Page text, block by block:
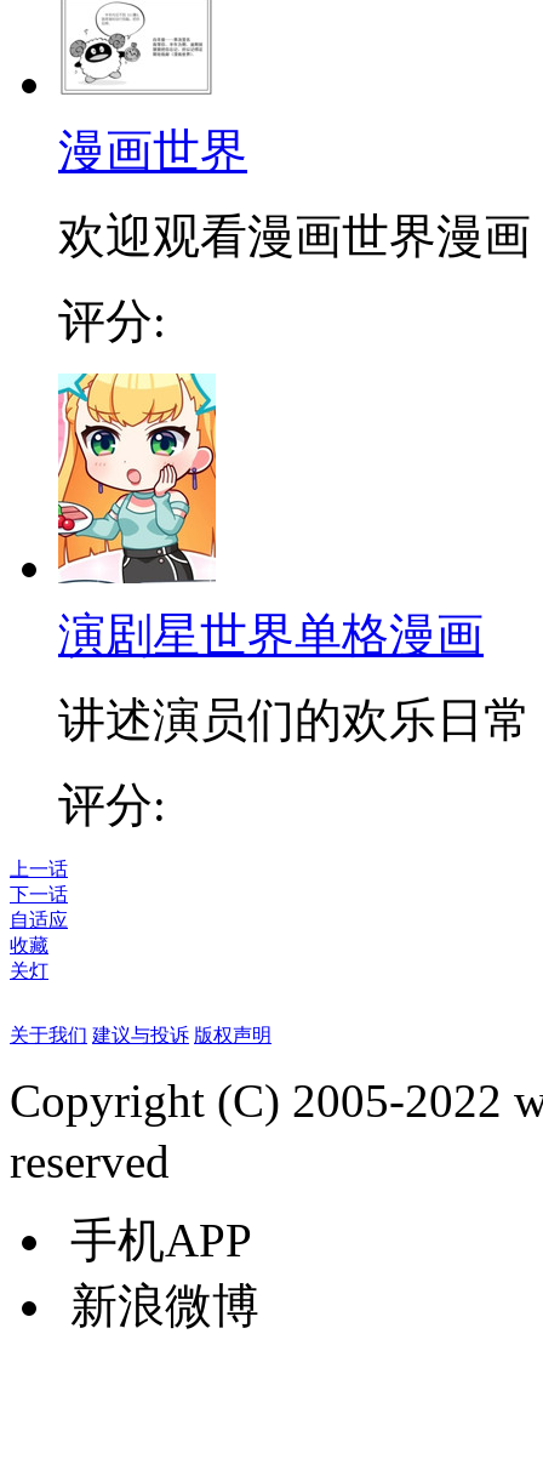
漫画世界
欢迎观看漫画世界漫画
评分:
演剧星世界单格漫画
讲述演员们的欢乐日常
评分:
上一话
下一话
自适应
收藏
关灯
关于我们 建议与投诉 版权声明
Copyright (C) 2005-2022
reserved
手机APP
新浪微博